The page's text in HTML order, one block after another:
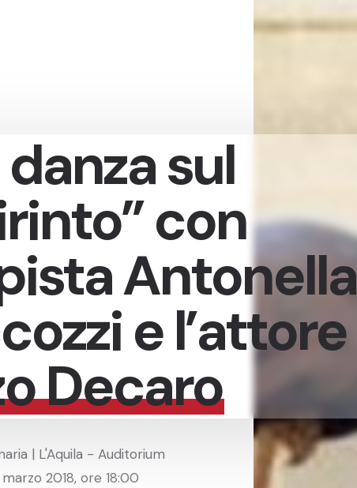
danza sul
con
Antonella
e l’attore
Decaro
| L'Aquila - Auditorium
2018, ore 18:00